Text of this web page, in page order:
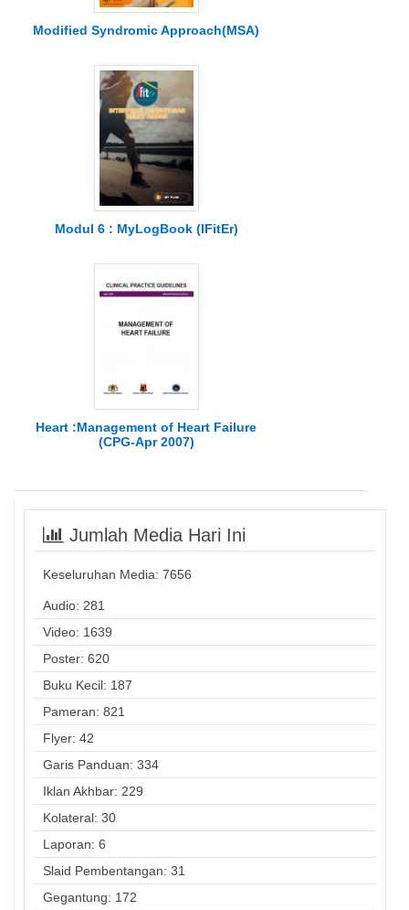
Modified Syndromic Approach(MSA)
Modul 6 : MyLogBook (IFitEr)
Heart :Management of Heart Failure
(CPG-Apr 2007)
Jumlah Media Hari Ini
Keseluruhan Media: 7656
Audio: 281
Video: 1639
Poster: 620
Buku Kecil: 187
Pameran: 821
Flyer: 42
Garis Panduan: 334
Iklan Akhbar: 229
Kolateral: 30
Laporan: 6
Slaid Pembentangan: 31
Gegantung: 172